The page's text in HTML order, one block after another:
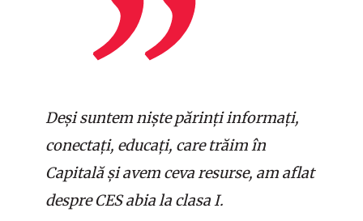
Deși suntem niște părinți informați,
conectați, educați, care trăim în
Capitală și avem ceva resurse, am aflat
despre CES abia la clasa I.